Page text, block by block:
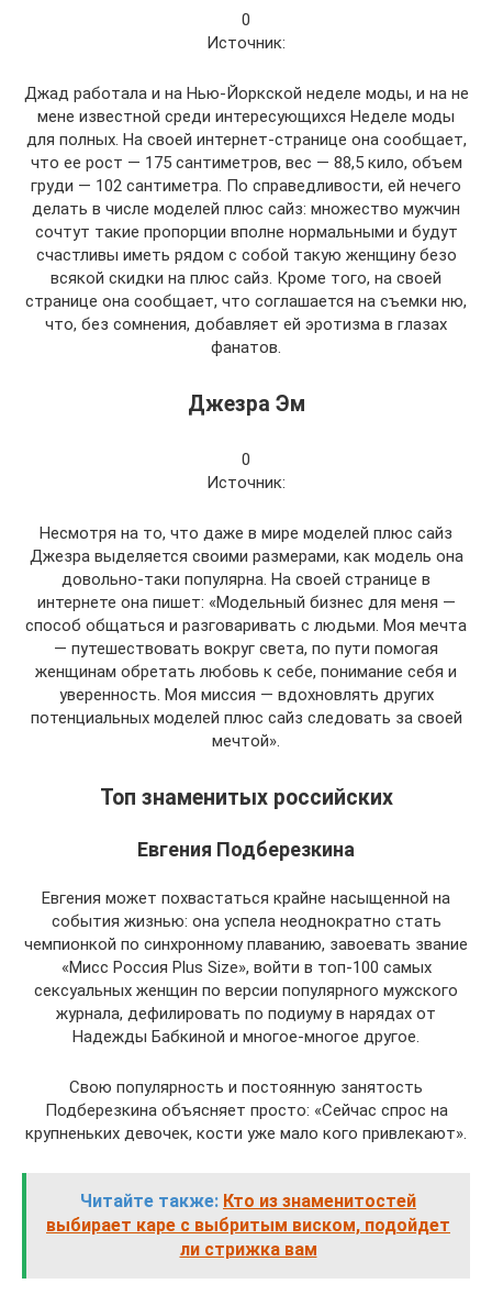
0
Источник:
Джад работала и на Нью-Йоркской неделе моды, и на не
мене известной среди интересующихся Неделе моды
для полных. На своей интернет-странице она сообщает,
что ее рост — 175 сантиметров, вес — 88,5 кило, объем
груди — 102 сантиметра. По справедливости, ей нечего
делать в числе моделей плюс сайз: множество мужчин
сочтут такие пропорции вполне нормальными и будут
счастливы иметь рядом с собой такую женщину безо
всякой скидки на плюс сайз. Кроме того, на своей
странице она сообщает, что соглашается на съемки ню,
что, без сомнения, добавляет ей эротизма в глазах
фанатов.
Джезра Эм
0
Источник:
Несмотря на то, что даже в мире моделей плюс сайз
Джезра выделяется своими размерами, как модель она
довольно-таки популярна. На своей странице в
интернете она пишет: «Модельный бизнес для меня —
способ общаться и разговаривать с людьми. Моя мечта
— путешествовать вокруг света, по пути помогая
женщинам обретать любовь к себе, понимание себя и
уверенность. Моя миссия — вдохновлять других
потенциальных моделей плюс сайз следовать за своей
мечтой».
Топ знаменитых российских
Евгения Подберезкина
Евгения может похвастаться крайне насыщенной на
события жизнью: она успела неоднократно стать
чемпионкой по синхронному плаванию, завоевать звание
«Мисс Россия Plus Size», войти в топ-100 самых
сексуальных женщин по версии популярного мужского
журнала, дефилировать по подиуму в нарядах от
Надежды Бабкиной и многое-многое другое.
Свою популярность и постоянную занятость
Подберезкина объясняет просто: «Сейчас спрос на
крупненьких девочек, кости уже мало кого привлекают».
Читайте также: Кто из знаменитостей
выбирает каре с выбритым виском, подойдет
ли стрижка вам